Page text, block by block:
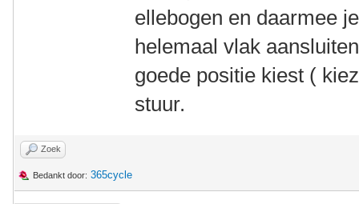
ellebogen en daarmee
helemaal vlak
goede positie kiest (
stuur.
Zoek
Bedankt door: 365cycle